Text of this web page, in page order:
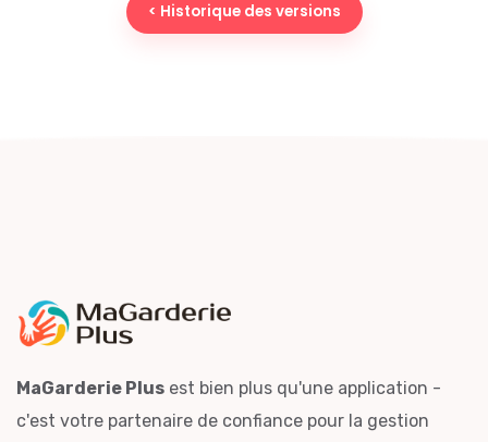
< Historique des versions
MaGarderie Plus est bien plus qu'une application -
c'est votre partenaire de confiance pour la gestion